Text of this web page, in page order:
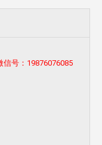
信号：19876076085